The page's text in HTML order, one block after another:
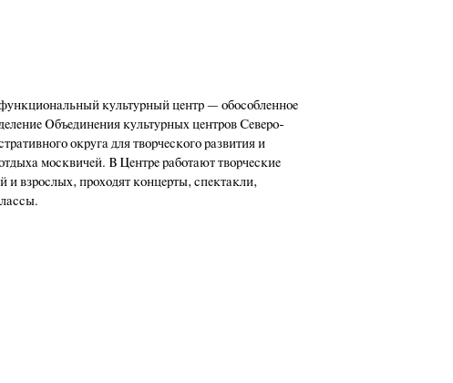
культурный центр — обособленное
Объединения культурных центров Северо-
округа для творческого развития и
москвичей. В Центре работают творческие
и взрослых, проходят концерты, спектакли,